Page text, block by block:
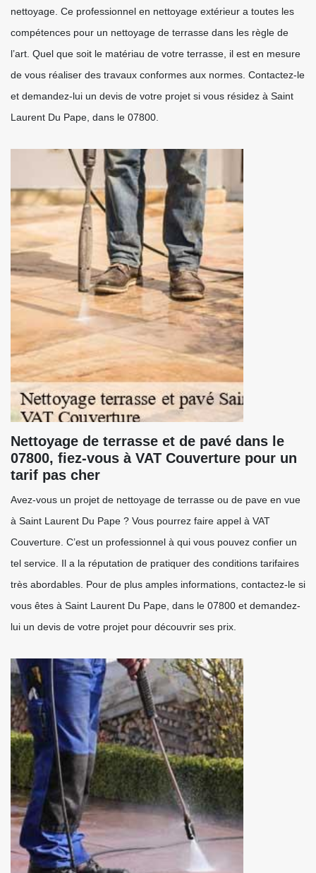
nettoyage. Ce professionnel en nettoyage extérieur a toutes les
compétences pour un nettoyage de terrasse dans les règle de
l’art. Quel que soit le matériau de votre terrasse, il est en mesure
de vous réaliser des travaux conformes aux normes. Contactez-le
et demandez-lui un devis de votre projet si vous résidez à Saint
Laurent Du Pape, dans le 07800.
Nettoyage de terrasse et de pavé dans le
07800, fiez-vous à VAT Couverture pour un
tarif pas cher
Avez-vous un projet de nettoyage de terrasse ou de pave en vue
à Saint Laurent Du Pape ? Vous pourrez faire appel à VAT
Couverture. C’est un professionnel à qui vous pouvez confier un
tel service. Il a la réputation de pratiquer des conditions tarifaires
très abordables. Pour de plus amples informations, contactez-le si
vous êtes à Saint Laurent Du Pape, dans le 07800 et demandez-
lui un devis de votre projet pour découvrir ses prix.